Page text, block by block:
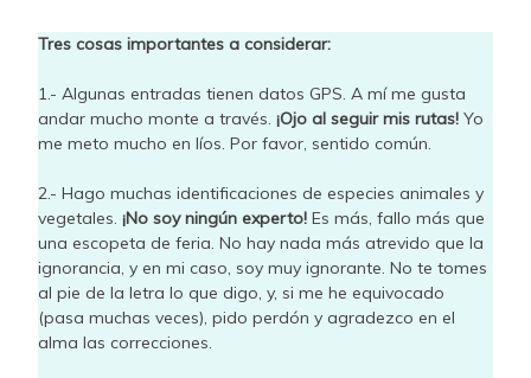
Tres cosas importantes a considerar:
1.- Algunas entradas tienen datos GPS. A mí me gusta
andar mucho monte a través. ¡Ojo al seguir mis rutas! Yo
me meto mucho en líos. Por favor, sentido común.
2.- Hago muchas identificaciones de especies animales y
vegetales. ¡No soy ningún experto! Es más, fallo más que
una escopeta de feria. No hay nada más atrevido que la
ignorancia, y en mi caso, soy muy ignorante. No te tomes
al pie de la letra lo que digo, y, si me he equivocado
(pasa muchas veces), pido perdón y agradezco en el
alma las correcciones.